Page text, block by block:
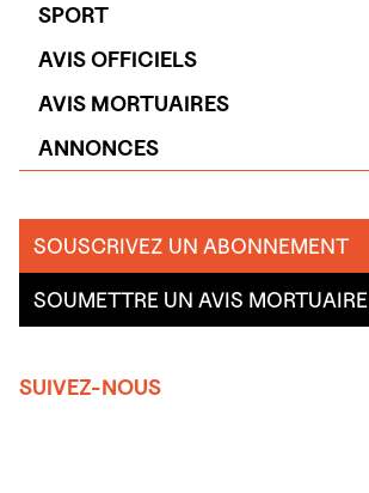
SPORT
AVIS OFFICIELS
AVIS MORTUAIRES
ANNONCES
SOUSCRIVEZ UN ABONNEMENT
SOUMETTRE UN AVIS MORTUAIRE
SUIVEZ-NOUS